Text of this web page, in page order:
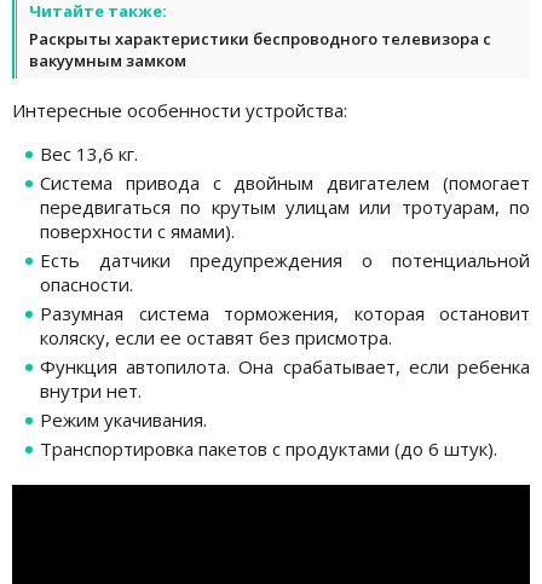
Читайте также:
Раскрыты характеристики беспроводного телевизора с
вакуумным замком
Интересные особенности устройства:
Вес 13,6 кг.
Система привода с двойным двигателем (помогает
передвигаться по крутым улицам или тротуарам, по
поверхности с ямами).
Есть датчики предупреждения о потенциальной
опасности.
Разумная система торможения, которая остановит
коляску, если ее оставят без присмотра.
Функция автопилота. Она срабатывает, если ребенка
внутри нет.
Режим укачивания.
Транспортировка пакетов с продуктами (до 6 штук).